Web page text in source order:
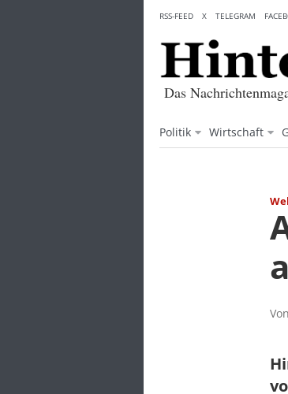
content
Das
Politik Wirtschaft
RSS-FEED X TELEGRAM